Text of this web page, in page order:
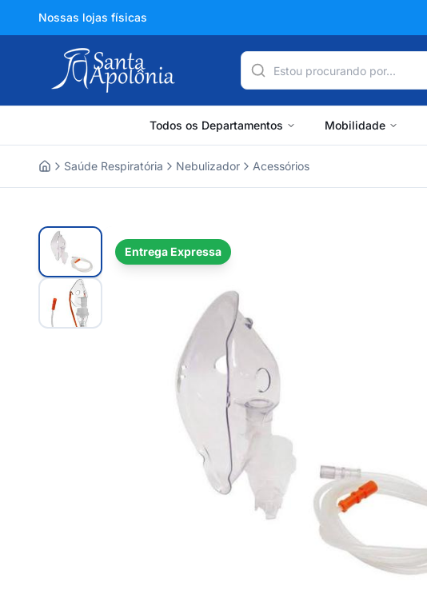
Nossas lojas físicas
Todos os Departamentos Mobilidade
Saúde Respiratória Nebulizador Acessórios
Entrega Expressa